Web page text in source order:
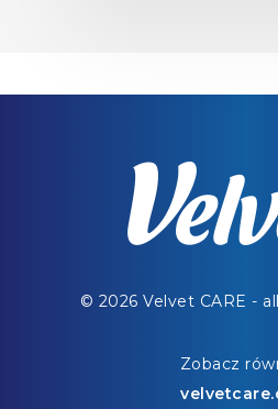
© 2026 Velvet CARE -
Zobacz